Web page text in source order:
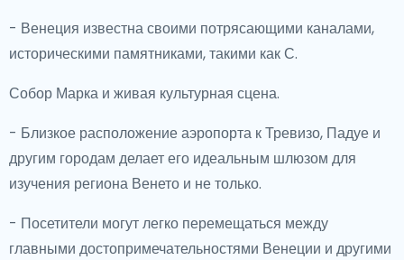
- Венеция известна своими потрясающими каналами,
историческими памятниками, такими как С.
Собор Марка и живая культурная сцена.
- Близкое расположение аэропорта к Тревизо, Падуе и
другим городам делает его идеальным шлюзом для
изучения региона Венето и не только.
- Посетители могут легко перемещаться между
главными достопримечательностями Венеции и другими